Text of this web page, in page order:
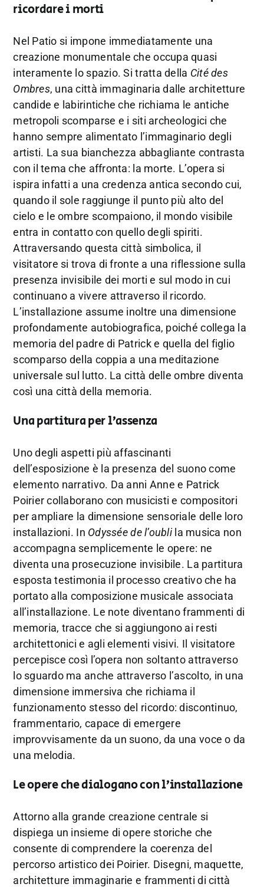
ricordare i morti
Nel Patio si impone immediatamente una
creazione monumentale che occupa quasi
interamente lo spazio. Si tratta della Cité des
Ombres, una città immaginaria dalle architetture
candide e labirintiche che richiama le antiche
metropoli scomparse e i siti archeologici che
hanno sempre alimentato l’immaginario degli
artisti. La sua bianchezza abbagliante contrasta
con il tema che affronta: la morte. L’opera si
ispira infatti a una credenza antica secondo cui,
quando il sole raggiunge il punto più alto del
cielo e le ombre scompaiono, il mondo visibile
entra in contatto con quello degli spiriti.
Attraversando questa città simbolica, il
visitatore si trova di fronte a una riflessione sulla
presenza invisibile dei morti e sul modo in cui
continuano a vivere attraverso il ricordo.
L’installazione assume inoltre una dimensione
profondamente autobiografica, poiché collega la
memoria del padre di Patrick e quella del figlio
scomparso della coppia a una meditazione
universale sul lutto. La città delle ombre diventa
così una città della memoria.
Una partitura per l’assenza
Uno degli aspetti più affascinanti
dell’esposizione è la presenza del suono come
elemento narrativo. Da anni Anne e Patrick
Poirier collaborano con musicisti e compositori
per ampliare la dimensione sensoriale delle loro
installazioni. In Odyssée de l’oublila musica non
accompagna semplicemente le opere: ne
diventa una prosecuzione invisibile. La partitura
esposta testimonia il processo creativo che ha
portato alla composizione musicale associata
all’installazione. Le note diventano frammenti di
memoria, tracce che si aggiungono ai resti
architettonici e agli elementi visivi. Il visitatore
percepisce così l’opera non soltanto attraverso
lo sguardo ma anche attraverso l’ascolto, in una
dimensione immersiva che richiama il
funzionamento stesso del ricordo: discontinuo,
frammentario, capace di emergere
improvvisamente da un suono, da una voce o da
una melodia.
Le opere che dialogano con l’installazione
Attorno alla grande creazione centrale si
dispiega un insieme di opere storiche che
consente di comprendere la coerenza del
percorso artistico dei Poirier. Disegni, maquette,
architetture immaginarie e frammenti di città